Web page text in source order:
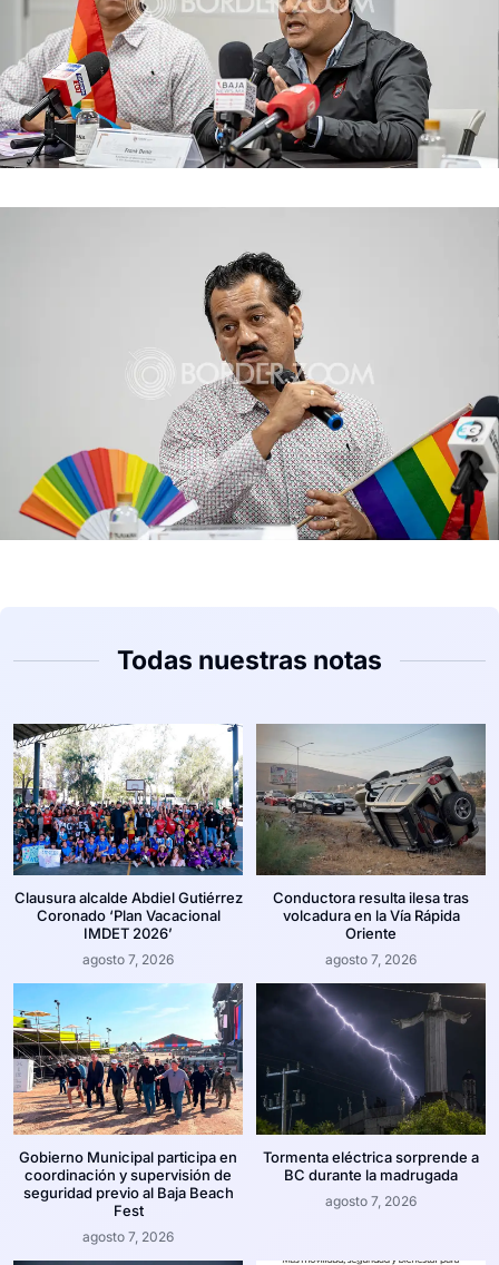
Todas nuestras notas
Clausura alcalde Abdiel Gutiérrez
Coronado ‘Plan Vacacional
IMDET 2026’
agosto 7, 2026
Conductora resulta ilesa tras
volcadura en la Vía Rápida
Oriente
agosto 7, 2026
Gobierno Municipal participa en
coordinación y supervisión de
seguridad previo al Baja Beach
Fest
agosto 7, 2026
Tormenta eléctrica sorprende a
BC durante la madrugada
agosto 7, 2026